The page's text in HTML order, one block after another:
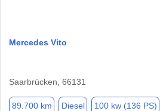
Mercedes Vito
Saarbrücken, 66131
89.700 km Diesel 100 kw (136 PS)